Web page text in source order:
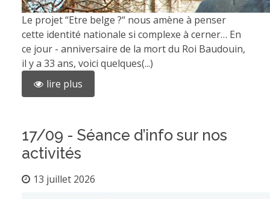
Le projet “Etre belge ?“ nous amène à penser
cette identité nationale si complexe à cerner… En
ce jour - anniversaire de la mort du Roi Baudouin,
il y a 33 ans, voici quelques(...)
lire plus
17/09 - Séance d’info sur nos
activités
13 juillet 2026